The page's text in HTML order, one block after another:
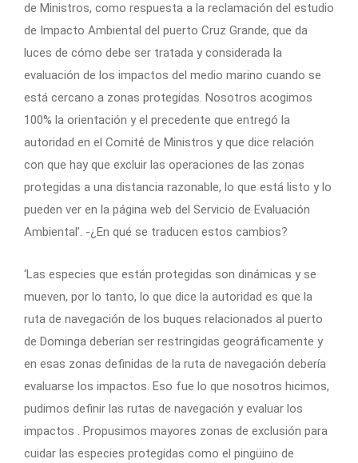
de Ministros, como respuesta a la reclamación del estudio
de Impacto Ambiental del puerto Cruz Grande, que da
luces de cómo debe ser tratada y considerada la
evaluación de los impactos del medio marino cuando se
está cercano a zonas protegidas. Nosotros acogimos
100% la orientación y el precedente que entregó la
autoridad en el Comité de Ministros y que dice relación
con que hay que excluir las operaciones de las zonas
protegidas a una distancia razonable, lo que está listo y lo
pueden ver en la página web del Servicio de Evaluación
Ambiental’. -¿En qué se traducen estos cambios?
‘Las especies que están protegidas son dinámicas y se
mueven, por lo tanto, lo que dice la autoridad es que la
ruta de navegación de los buques relacionados al puerto
de Dominga deberían ser restringidas geográficamente y
en esas zonas definidas de la ruta de navegación debería
evaluarse los impactos. Eso fue lo que nosotros hicimos,
pudimos definir las rutas de navegación y evaluar los
impactos . Propusimos mayores zonas de exclusión para
cuidar las especies protegidas como el pingüino de